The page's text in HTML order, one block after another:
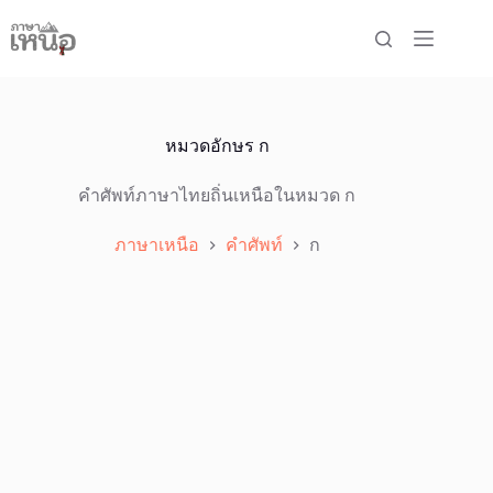
to
content
หมวดอักษร ก
คำศัพท์ภาษาไทยถิ่นเหนือในหมวด ก
ภาษาเหนือ คำศัพท์ ก